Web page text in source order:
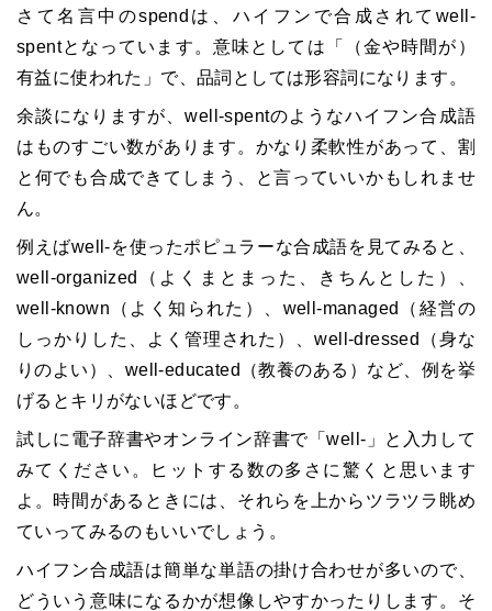
さて名言中のspendは、ハイフンで合成されてwell-
spentとなっています。意味としては「（金や時間が）
有益に使われた」で、品詞としては形容詞になります。
余談になりますが、well-spentのようなハイフン合成語
はものすごい数があります。かなり柔軟性があって、割
と何でも合成できてしまう、と言っていいかもしれませ
ん。
例えばwell-を使ったポピュラーな合成語を見てみると、
well-organized（よくまとまった、きちんとした）、
well-known（よく知られた）、well-managed（経営の
しっかりした、よく管理された）、well-dressed（身な
りのよい）、well-educated（教養のある）など、例を挙
げるとキリがないほどです。
試しに電子辞書やオンライン辞書で「well-」と入力して
みてください。ヒットする数の多さに驚くと思います
よ。時間があるときには、それらを上からツラツラ眺め
ていってみるのもいいでしょう。
ハイフン合成語は簡単な単語の掛け合わせが多いので、
どういう意味になるかが想像しやすかったりします。そ